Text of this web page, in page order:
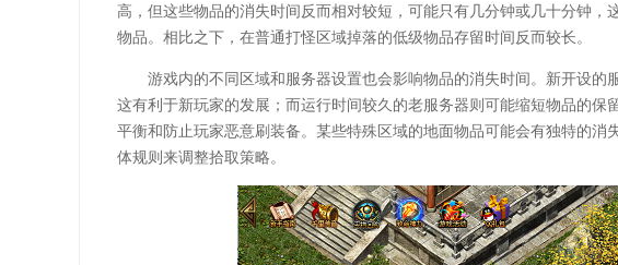
高，但这些物品的消失时间反而相对较短，可能只有几分钟或几十分钟，
物品。相比之下，在普通打怪区域掉落的低级物品存留时间反而较长。
游戏内的不同区域和服务器设置也会影响物品的消失时间。新开设的
这有利于新玩家的发展；而运行时间较久的老服务器则可能缩短物品的保
平衡和防止玩家恶意刷装备。某些特殊区域的地面物品可能会有独特的消
体规则来调整拾取策略。